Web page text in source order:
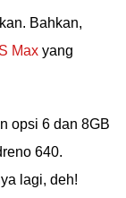
Bahkan,
Max yang
opsi 6 dan 8GB
640.
lagi, deh!